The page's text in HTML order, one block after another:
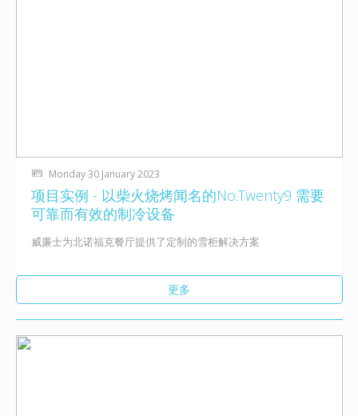
Monday 30 January 2023
项目实例 - 以柴火烧烤闻名的No.Twenty9 需要
可靠而有效的制冷设备
威廉士为北诺福克餐厅提供了定制的雪柜解决方案
更多